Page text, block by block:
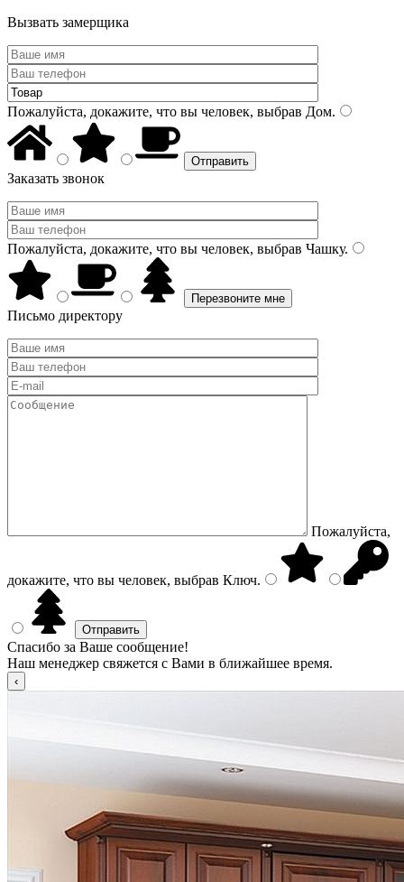
Вызвать замерщика
Пожалуйста, докажите, что вы человек, выбрав Дом.
Заказать звонок
Пожалуйста, докажите, что вы человек, выбрав Чашку.
Письмо директору
Пожалуйста,
докажите, что вы человек, выбрав Ключ.
Спасибо за Ваше сообщение!
Наш менеджер свяжется с Вами в ближайшее время.